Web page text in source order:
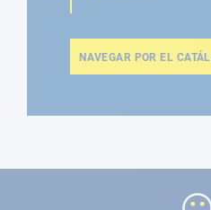
NAVEGAR POR EL